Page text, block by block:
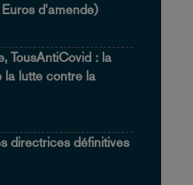
d'amende)
TousAntiCovid : la
la lutte contre la
directrices définitives